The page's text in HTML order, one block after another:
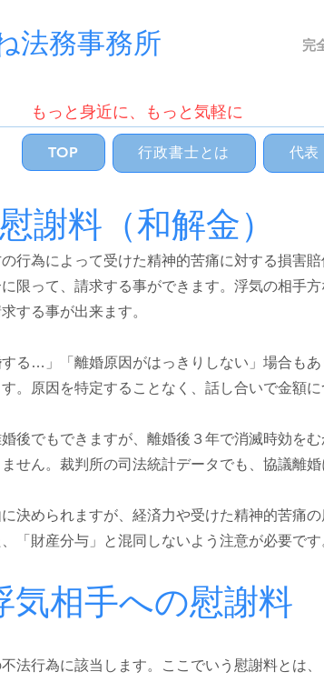
法務事務所
完
もっと身近に、もっと気軽に
TOP 行政書士とは 代表
慰謝料（和解金）
行為によって受けた精神的苦痛に対する損害
限って、請求する事ができます。浮気の相手
する事が出来ます。
する…」「離婚原因がはっきりしない」場合も
。原因を特定することなく、話し合いで金額に
後でもできますが、離婚後３年で消滅時効をむ
せん。裁判所の司法統計データでも、協議離婚
決められますが、経済力や受けた精神的苦痛
、「財産分与」と混同しないよう注意が必要です
気相手への慰謝料
法行為に該当します。ここでいう慰謝料とは